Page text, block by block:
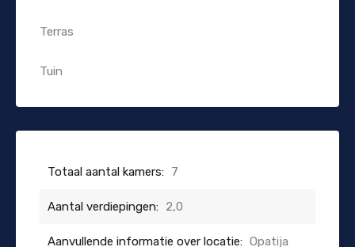
Terras
Tuin
Totaal aantal kamers: 7
Aantal verdiepingen: 2,0
Aanvullende informatie over locatie: Opatija